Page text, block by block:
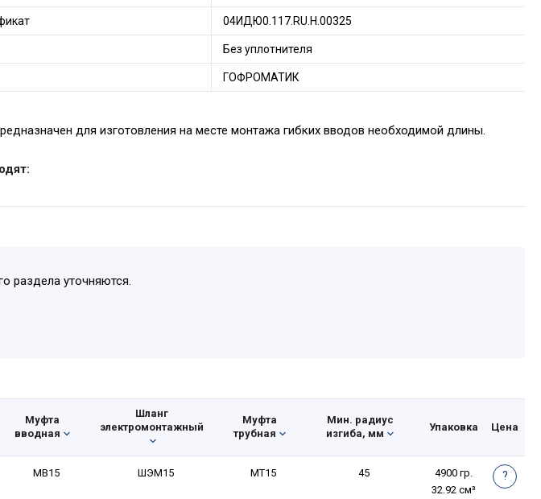
04ИДЮ0.117.RU.H.00325
Без уплотнителя
ГОФРОМАТИК
для изготовления на месте монтажа гибких вводов необходимой длины.
шланг ШЭМ (20м),
МТ (20 шт),
раздела уточняются.
Муфта
вводная
Шланг
электромонтажный
Муфта
трубная
Мин. радиус
изгиба, мм
Упаковка Цена
МВ15 ШЭМ15 МТ15 45
4900 гр.
32.92 см³
?